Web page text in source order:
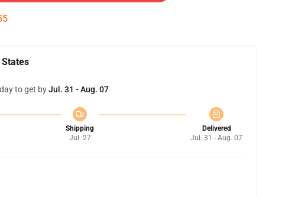
to get byJul. 31 - Aug. 07
Shipping
Jul. 27
Delivered
Jul. 31 - Aug. 07